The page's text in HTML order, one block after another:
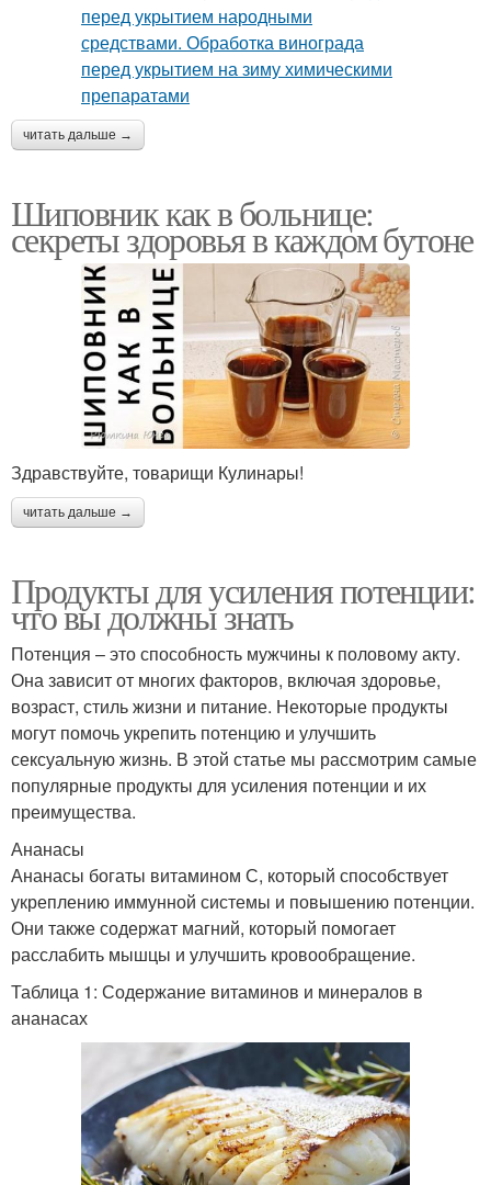
читать дальше →
Шиповник как в больнице:
секреты здоровья в каждом бутоне
Здравствуйте, товарищи Кулинары!
читать дальше →
Продукты для усиления потенции:
что вы должны знать
Потенция – это способность мужчины к половому акту.
Она зависит от многих факторов, включая здоровье,
возраст, стиль жизни и питание. Некоторые продукты
могут помочь укрепить потенцию и улучшить
сексуальную жизнь. В этой статье мы рассмотрим самые
популярные продукты для усиления потенции и их
преимущества.
Ананасы
Ананасы богаты витамином С, который способствует
укреплению иммунной системы и повышению потенции.
Они также содержат магний, который помогает
расслабить мышцы и улучшить кровообращение.
Таблица 1: Содержание витаминов и минералов в
ананасах